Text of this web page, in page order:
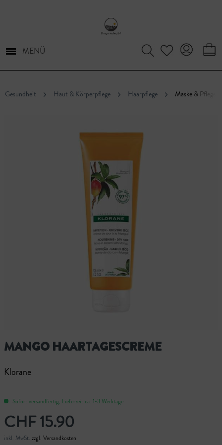
MENÜ
Gesundheit Haut & Körperpflege Haarpflege Maske & Pflege
MANGO HAARTAGESCREME
Klorane
Sofort versandfertig, Lieferzeit ca. 1-3 Werktage
CHF 15.90
inkl. MwSt. zzgl. Versandkosten